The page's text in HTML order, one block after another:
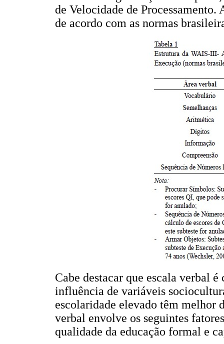
de Velocidade de Processamento.
de acordo com as normas
Cabe destacar que escala verbal
influência de variáveis
escolaridade elevado têm melhor
verbal envolve os seguintes
qualidade da educação formal e